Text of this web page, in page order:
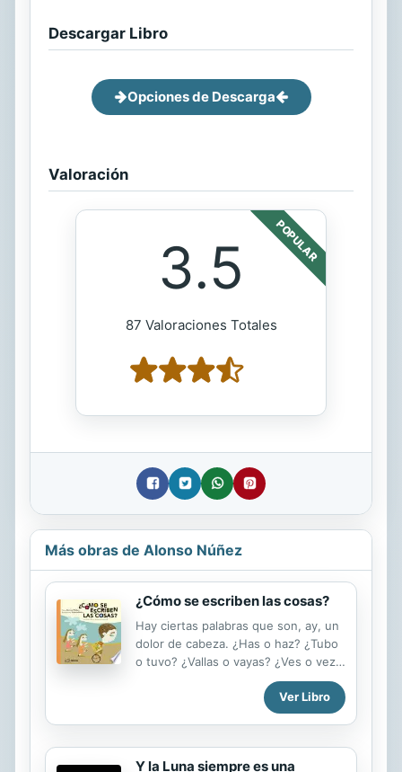
Descargar Libro
Opciones de Descarga
Valoración
POPULAR
3.5
87 Valoraciones Totales
Más obras de Alonso Núñez
¿Cómo se escriben las cosas?
Hay ciertas palabras que son, ay, un
dolor de cabeza. ¿Has o haz? ¿Tubo
o tuvo? ¿Vallas o vayas? ¿Ves o vez?
La maestra Evita E. Rores te da el
remedio para que siempre, lo que se
dice siempre, sepas cómo se
---------------------------------------
---------------------------------------
Ver Libro
Y la Luna siempre es una